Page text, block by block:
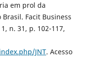
em prol da
Facit Business
n. 31, p. 102-117,
JNT. Acesso